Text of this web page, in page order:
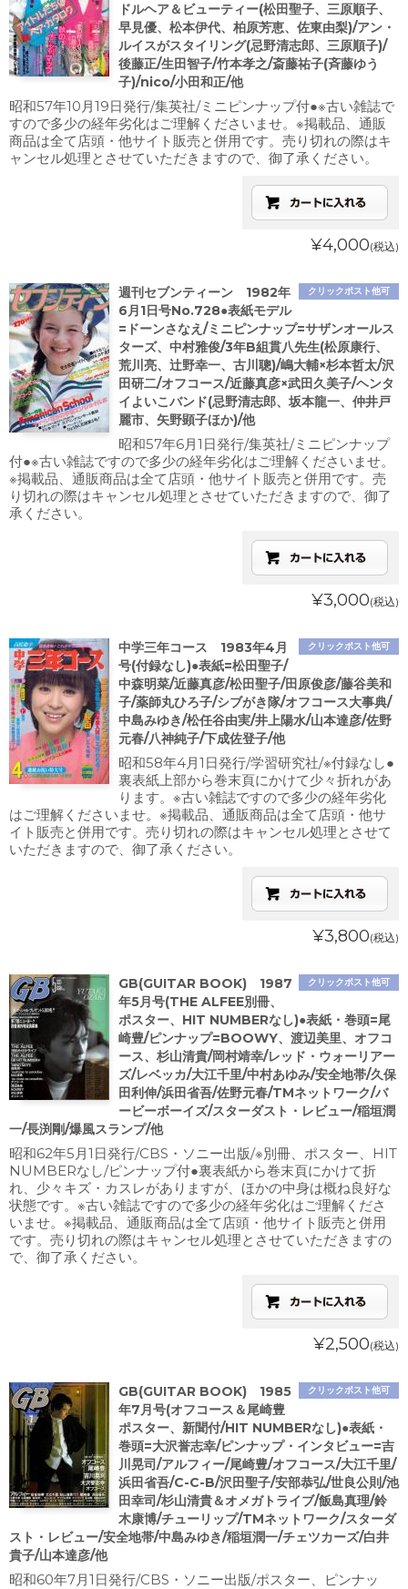
ドルヘア＆ビューティー(松田聖子、三原順子、
早見優、松本伊代、柏原芳恵、佐東由梨)/アン・
ルイスがスタイリング(忌野清志郎、三原順子)/
後藤正/生田智子/竹本孝之/斎藤祐子(斉藤ゆう
子)/nico/小田和正/他
昭和57年10月19日発行/集英社/ミニピンナップ付●※古い雑誌で
すので多少の経年劣化はご理解くださいませ。※掲載品、通販
商品は全て店頭・他サイト販売と併用です。売り切れの際はキ
ャンセル処理とさせていただきますので、御了承ください。
¥4,000(税込)
クリックポスト他可
週刊セブンティーン 1982年
6月1日号No.728●表紙モデル
=ドーンさなえ/ミニピンナップ=サザンオールス
ターズ、中村雅俊/3年B組貫八先生(松原康行、
荒川亮、辻野幸一、古川聰)/嶋大輔×杉本哲太/沢
田研二/オフコース/近藤真彦×武田久美子/ヘンタ
イよいこバンド(忌野清志郎、坂本龍一、仲井戸
麗市、矢野顕子ほか)/他
昭和57年6月1日発行/集英社/ミニピンナップ
付●※古い雑誌ですので多少の経年劣化はご理解くださいませ。
※掲載品、通販商品は全て店頭・他サイト販売と併用です。売
り切れの際はキャンセル処理とさせていただきますので、御了
承ください。
¥3,000(税込)
クリックポスト他可
中学三年コース 1983年4月
号(付録なし)●表紙=松田聖子/
中森明菜/近藤真彦/松田聖子/田原俊彦/藤谷美和
子/薬師丸ひろ子/シブがき隊/オフコース大事典/
中島みゆき/松任谷由実/井上陽水/山本達彦/佐野
元春/八神純子/下成佐登子/他
昭和58年4月1日発行/学習研究社/※付録なし●
裏表紙上部から巻末頁にかけて少々折れがあ
ります。※古い雑誌ですので多少の経年劣化
はご理解くださいませ。※掲載品、通販商品は全て店頭・他サ
イト販売と併用です。売り切れの際はキャンセル処理とさせて
いただきますので、御了承ください。
¥3,800(税込)
クリックポスト他可
GB(GUITAR BOOK) 1987
年5月号(THE ALFEE別冊、
ポスター、HIT NUMBERなし)●表紙・巻頭=尾
崎豊/ピンナップ=BOOWY、渡辺美里、オフコ
ース、杉山清貴/岡村靖幸/レッド・ウォーリアー
ズ/レベッカ/大江千里/中村あゆみ/安全地帯/久保
田利伸/浜田省吾/佐野元春/TMネットワーク/バ
ービーボーイズ/スターダスト・レビュー/稲垣潤
一/長渕剛/爆風スランプ/他
昭和62年5月1日発行/CBS・ソニー出版/※別冊、ポスター、HIT
NUMBERなし/ピンナップ付●裏表紙から巻末頁にかけて折
れ、少々キズ・カスレがありますが、ほかの中身は概ね良好な
状態です。※古い雑誌ですので多少の経年劣化はご理解くださ
いませ。※掲載品、通販商品は全て店頭・他サイト販売と併用
です。売り切れの際はキャンセル処理とさせていただきますの
で、御了承ください。
¥2,500(税込)
クリックポスト他可
GB(GUITAR BOOK) 1985
年7月号(オフコース＆尾崎豊
ポスター、新聞付/HIT NUMBERなし)●表紙・
巻頭=大沢誉志幸/ピンナップ・インタビュー=吉
川晃司/アルフィー/尾崎豊/オフコース/大江千里/
浜田省吾/C-C-B/沢田聖子/安部恭弘/世良公則/池
田幸司/杉山清貴＆オメガトライブ/飯島真理/鈴
木康博/チューリップ/TMネットワーク/スターダ
スト・レビュー/安全地帯/中島みゆき/稲垣潤一/チェツカーズ/白井
貴子/山本達彦/他
昭和60年7月1日発行/CBS・ソニー出版/ポスター、ピンナッ